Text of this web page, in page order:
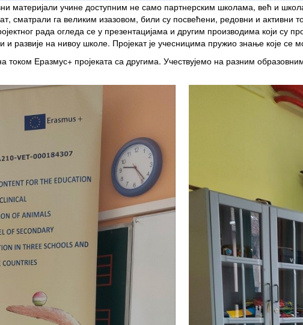
материјали учине доступним не само партнерским школама, већ и
сматрали га великим изазовом, били су посвећени, редовни и активни
рада огледа се у презентацијама и другим производима који су
и развије на нивоу школе. Пројекат је учесницима пружио знање које се
током Еразмус+ пројеката са другима. Учествујемо на разним